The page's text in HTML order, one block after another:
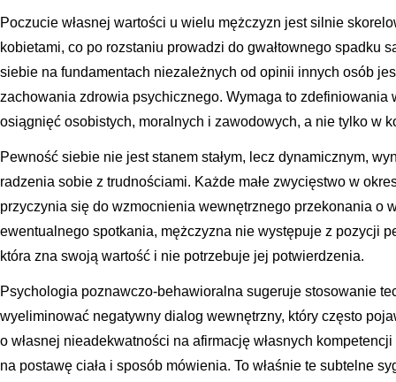
Poczucie własnej wartości u wielu mężczyzn jest silnie
kobietami, co po rozstaniu prowadzi do gwałtownego spadku
siebie na fundamentach niezależnych od opinii innych osób
zachowania zdrowia psychicznego. Wymaga to zdefiniowania
osiągnięć osobistych, moralnych i zawodowych, a nie tylko w
Pewność siebie nie jest stanem stałym, lecz dynamicznym,
radzenia sobie z trudnościami. Każde małe zwycięstwo w
przyczynia się do wzmocnienia wewnętrznego przekonania o
ewentualnego spotkania, mężczyzna nie występuje z pozycji
która zna swoją wartość i nie potrzebuje jej potwierdzenia.
Psychologia poznawczo-behawioralna sugeruje stosowanie
wyeliminować negatywny dialog wewnętrzny, który często
o własnej nieadekwatności na afirmację własnych
na postawę ciała i sposób mówienia. To właśnie te subtelne